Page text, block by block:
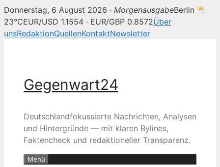
Donnerstag, 6 August 2026 · MorgenausgabeBerlin
23°CEUR/USD 1.1554 · EUR/GBP 0.8572Über
unsRedaktionQuellenKontaktNewsletter
Gegenwart24
Deutschlandfokussierte Nachrichten, Analysen
und Hintergründe — mit klaren Bylines,
Faktencheck und redaktioneller Transparenz.
Menü